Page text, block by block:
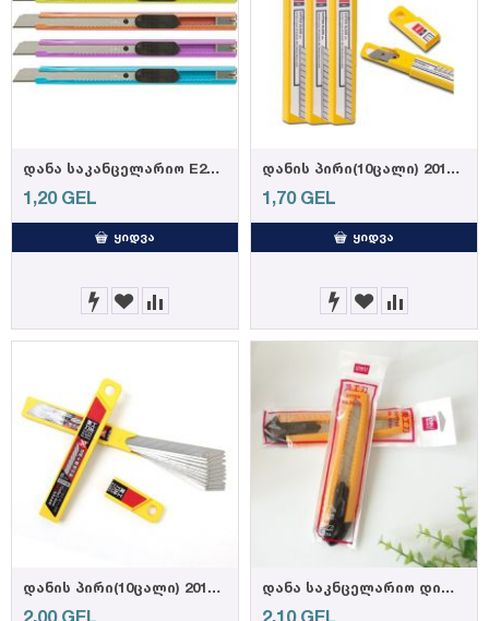
დანა საკანცელარიო E2066 DELI
1,20 GEL
ᲧᲘᲓᲕᲐ
დანის პირი(10ცალი) 2012, DELI
1,70 GEL
ᲧᲘᲓᲕᲐ
დანის პირი(10ცალი) 2015 deli
2,00 GEL
დანა საკნცელარიო დიდი 2004
2,10 GEL